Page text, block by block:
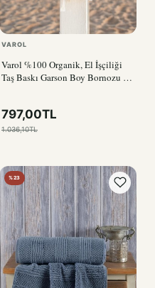
VAROL
Varol %100 Organik, El İşçiliği
Taş Baskı Garson Boy Bornozu -
797,00TL
1.036,10TL
%23